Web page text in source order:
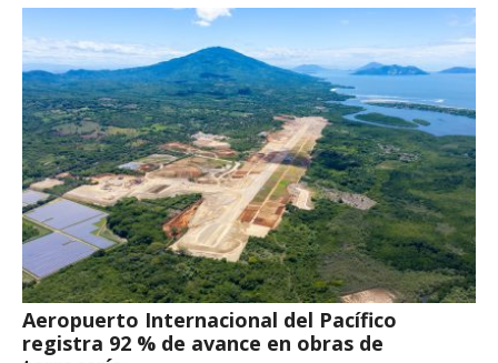
Aeropuerto Internacional del Pacífico
registra 92 % de avance en obras de